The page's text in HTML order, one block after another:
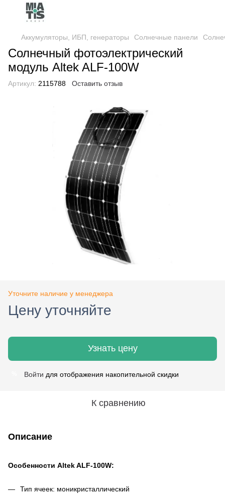
Аккумуляторы, ИБП, генераторы Солнечные панели
Солнечный фотоэлектрический
модуль Altek ALF-100W
Артикул: 2115788 Оставить отзыв
Уточните наличие у менеджера
Цену уточняйте
Узнать цену
Войти для отображения накопительной скидки
К сравнению
Описание
Особенности Altek ALF-100W:
Тип ячеек: моникристаллический